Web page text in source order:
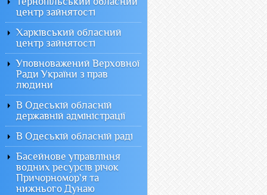
центр зайнятості
Харківський обласний
центр зайнятості
Уповноважений Верховної
Ради України з прав
людини
В Одеській обласній
державній адміністрації
В Одеській обласній раді
Басейнове управління
водних ресурсів річок
Причорномор`я та
нижнього Дунаю